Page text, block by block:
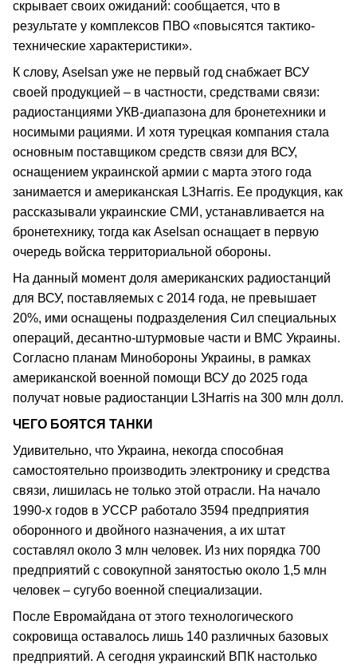
скрывает своих ожиданий: сообщается, что в
результате у комплексов ПВО «повысятся тактико-
технические характеристики».
К слову, Aselsan уже не первый год снабжает ВСУ
своей продукцией – в частности, средствами связи:
радиостанциями УКВ-диапазона для бронетехники и
носимыми рациями. И хотя турецкая компания стала
основным поставщиком средств связи для ВСУ,
оснащением украинской армии с марта этого года
занимается и американская L3Harris. Ее продукция, как
рассказывали украинские СМИ, устанавливается на
бронетехнику, тогда как Aselsan оснащает в первую
очередь войска территориальной обороны.
На данный момент доля американских радиостанций
для ВСУ, поставляемых с 2014 года, не превышает
20%, ими оснащены подразделения Сил специальных
операций, десантно-штурмовые части и ВМС Украины.
Согласно планам Минобороны Украины, в рамках
американской военной помощи ВСУ до 2025 года
получат новые радиостанции L3Harris на 300 млн долл.
ЧЕГО БОЯТСЯ ТАНКИ
Удивительно, что Украина, некогда способная
самостоятельно производить электронику и средства
связи, лишилась не только этой отрасли. На начало
1990-х годов в УССР работало 3594 предприятия
оборонного и двойного назначения, а их штат
составлял около 3 млн человек. Из них порядка 700
предприятий с совокупной занятостью около 1,5 млн
человек – сугубо военной специализации.
После Евромайдана от этого технологического
сокровища оставалось лишь 140 различных базовых
предприятий. А сегодня украинский ВПК настолько